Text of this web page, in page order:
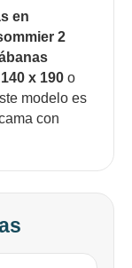
en
2
x 190 o
modelo es
con
12
de
hasta en
con
Pago
duda
tarde.